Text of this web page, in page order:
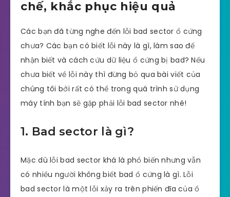
chế, khắc phục hiệu quả
Các bạn đã từng nghe đến lỗi bad sector ổ cứng
chưa? Các bạn có biết lỗi này là gì, làm sao để
nhận biết và cách cứu dữ liệu ổ cứng bị bad? Nếu
chưa biết về lỗi này thì đừng bỏ qua bài viết của
chúng tôi bởi rất có thể trong quá trình sử dụng
máy tính bạn sẽ gặp phải lỗi bad sector nhé!
1. Bad sector là gì?
Mặc dù lỗi bad sector khá là phổ biến nhưng vẫn
có nhiều người không biết bad ổ cứng là gì. Lỗi
bad sector là một lỗi xảy ra trên phiến đĩa của ổ